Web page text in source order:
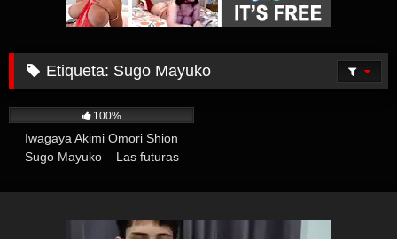
Etiqueta: Sugo Mayuko
100%
Iwagaya Akimi Omori Shion
Sugo Mayuko – Las futuras